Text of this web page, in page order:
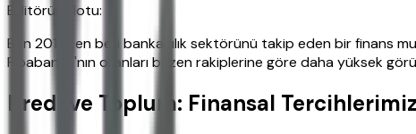
Editörün Notu:
Ben 2015'ten beri bankacılık sektörünü takip eden bir finans
Fibabanka'nın oranları bazen rakiplerine göre daha yüksek
Kredi ve Toplum: Finansal